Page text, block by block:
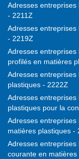
Adresses
- 2211Z
Adresses
- 2219Z
Adresses
profilés en matières
Adresses
plastiques - 2222Z
Adresses
plastiques pour la
Adresses
matières plastiques -
Adresses
courante en